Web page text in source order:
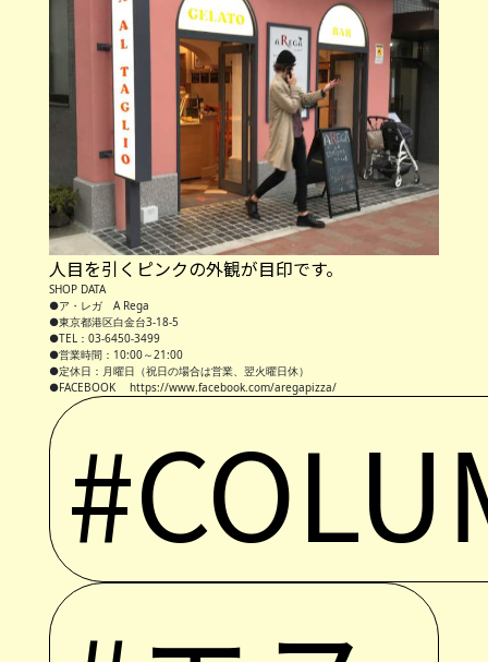
人目を引くピンクの外観が目印です。
SHOP DATA
●ア・レガ A Rega
●東京都港区白金台3-18-5
●TEL：03-6450-3499
●営業時間：10:00～21:00
●定休日：月曜日（祝日の場合は営業、翌火曜日休）
●FACEBOOK https://www.facebook.com/aregapizza/